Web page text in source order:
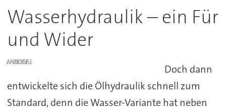
Wasserhydraulik – ein Für
und Wider
ANZEIGE
Doch dann
entwickelte sich die Ölhydraulik schnell zum
Standard, denn die Wasser-Variante hat neben